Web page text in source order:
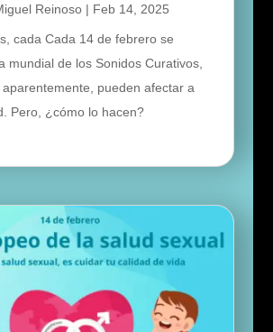
Reinoso| Feb 14, 2025
cada Cada 14 de febrero se
mundial de los Sonidos Curativos,
pueden afectar a
Pero, ¿cómo lo hacen?